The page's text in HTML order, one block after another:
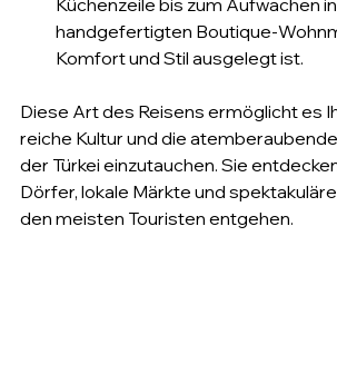
Küchenzeile bis zum Aufwachen
handgefertigten Boutique-
Komfort und Stil ausgelegt ist.
Diese Art des Reisens ermöglicht es
reiche Kultur und die
der Türkei einzutauchen. Sie
Dörfer, lokale Märkte und
den meisten Touristen entgehen.